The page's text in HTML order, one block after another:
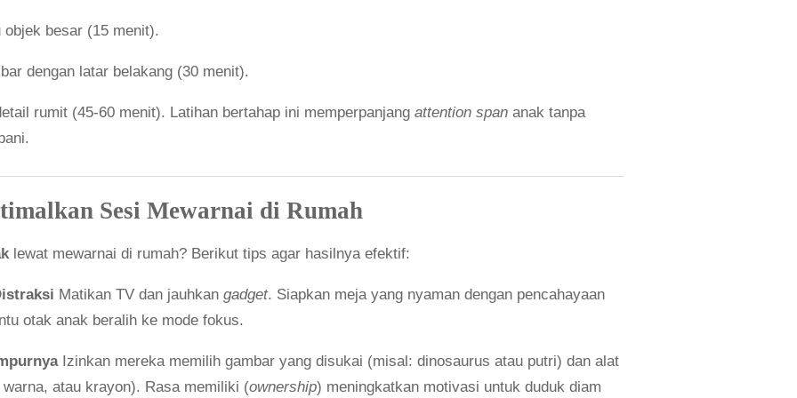
besar (15 menit).
dengan latar belakang (30 menit).
rumit (45-60 menit). Latihan bertahap ini memperpanjangattention span anak tanpa
Sesi Mewarnai di Rumah
lewat mewarnai di rumah? Berikut tips agar hasilnya efektif:
Matikan TV dan jauhkangadget. Siapkan meja yang nyaman dengan pencahayaan
otak anak beralih ke mode fokus.
Izinkan mereka memilih gambar yang disukai (misal: dinosaurus atau putri) dan alat
atau krayon). Rasa memiliki (ownership) meningkatkan motivasi untuk duduk diam